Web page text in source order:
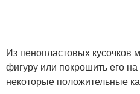
Из пенопластовых
фигуру или покрошить его
некоторые положительные